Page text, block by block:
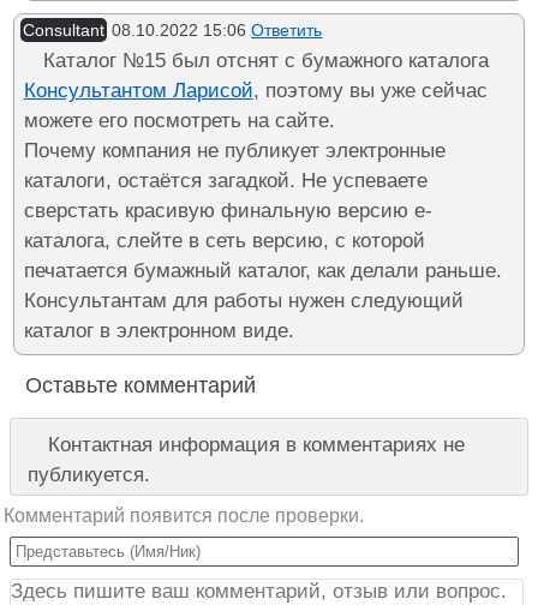
Consultant 08.10.2022 15:06 Ответить
Каталог №15 был отснят с бумажного каталога
Консультантом Ларисой, поэтому вы уже сейчас
можете его посмотреть на сайте.
Почему компания не публикует электронные
каталоги, остаётся загадкой. Не успеваете
сверстать красивую финальную версию е-
каталога, слейте в сеть версию, с которой
печатается бумажный каталог, как делали раньше.
Консультантам для работы нужен следующий
каталог в электронном виде.
Оставьте комментарий
Контактная информация в комментариях не
публикуется.
Комментарий появится после проверки.